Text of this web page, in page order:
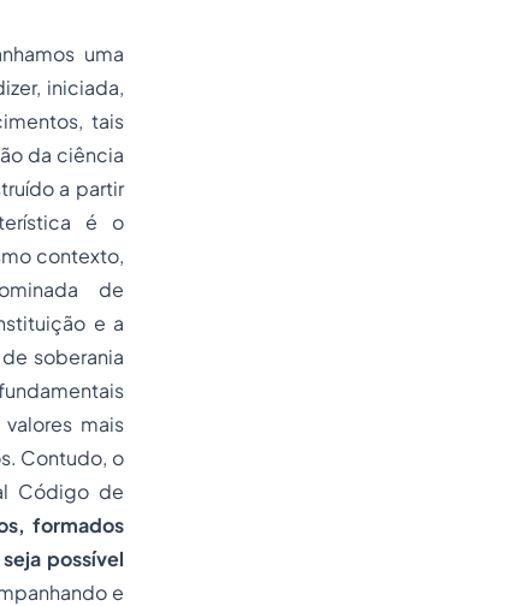
uma
iniciada,
tais
da ciência
a partir
é o
contexto,
de
e a
soberania
mais
Contudo, o
Código de
formados
possível
e